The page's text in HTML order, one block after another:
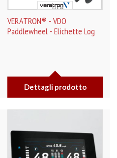
VERATRON® - VDO
Paddlewheel - Elichette Log
Dettagli prodotto